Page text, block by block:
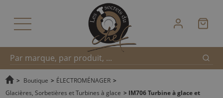
Recherche
> Boutique > ÉLECTROMÉNAGER >
Glacières, Sorbetières et Turbines à glace > IM706 Turbine à glace et